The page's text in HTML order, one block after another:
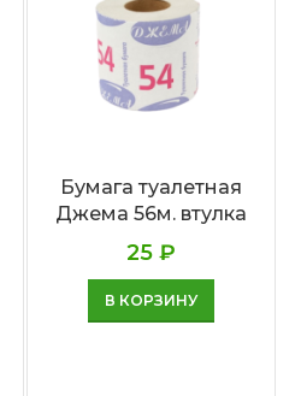
Бумага туалетная
Джема 56м. втулка
25 ₽
В КОРЗИНУ